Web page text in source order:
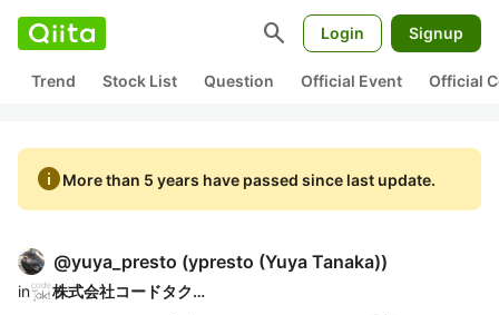
search Login Signup
Trend Stock List Question Official Event Official
infoMore than 5 years have passed since last update.
@yuya_presto (ypresto (Yuya Tanaka))
in 株式会社コードタクト